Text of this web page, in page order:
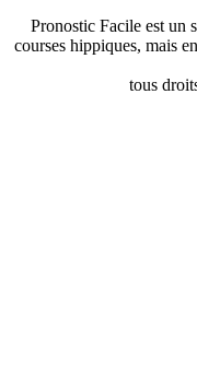
Pronostic Facile est un
courses hippiques, mais
tous